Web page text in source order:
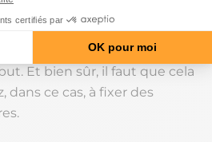
en musculation ou dans la
Et bien sûr, il faut que cela
dans ce cas, à fixer des